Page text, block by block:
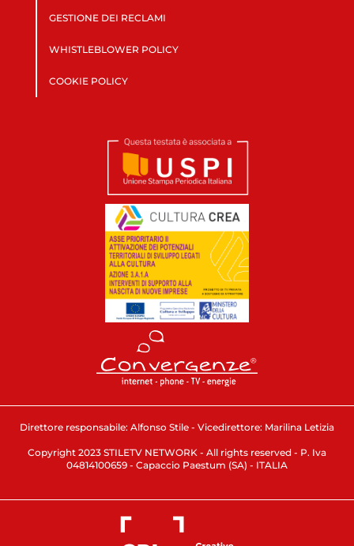
GESTIONE DEI RECLAMI
WHISTLEBLOWER POLICY
COOKIE POLICY
Direttore responsabile: Alfonso Stile - Vicedirettore: Marilina Letizia
Copyright 2023 STILETV NETWORK - All rights reserved - P. Iva
04814100659 - Capaccio Paestum (SA) - ITALIA